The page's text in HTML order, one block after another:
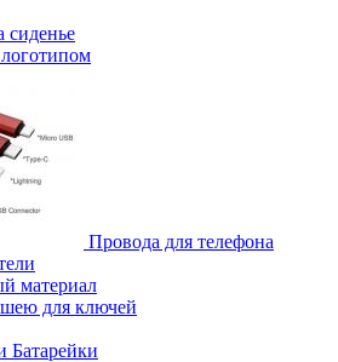
Провода для телефона
материал
для ключей
Батарейки